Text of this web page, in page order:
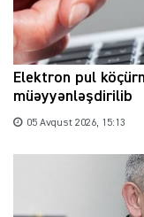
Elektron pul
müəyyənləşdirilib
05 Avqust 2026, 15:13